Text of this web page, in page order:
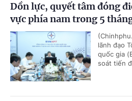
Dồn lực, quyết tâm đóng
vực phía nam trong 5
lãnh đạo
quốc gia
soát tiến